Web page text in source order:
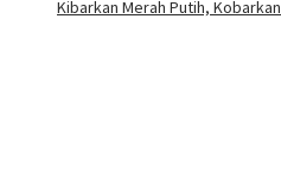
Kibarkan Merah Putih,